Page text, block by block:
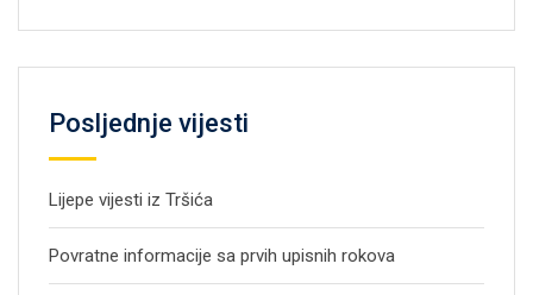
Posljednje vijesti
Lijepe vijesti iz Tršića
Povratne informacije sa prvih upisnih rokova